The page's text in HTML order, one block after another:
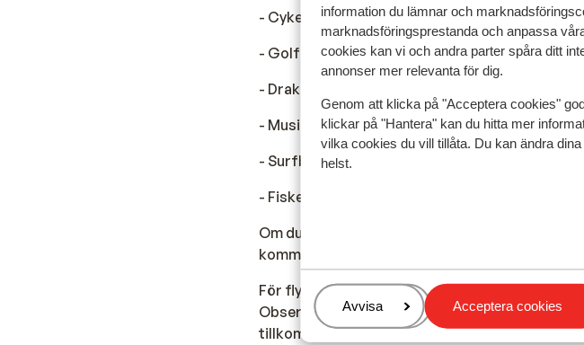
information du lämnar och
marknadsföringsprestanda och anpassa
cookies kan vi och andra parter spåra ditt
annonser mer relevanta för dig.
Genom att klicka på "Acceptera cookies"
klickar på "Hantera" kan du hitta mer
vilka cookies du vill tillåta. Du kan ändra
helst.
Hantera
Avvisa Acceptera cookies
- Cykel
- Golfutrustning
- Drake, vågbräda eller wakeboard
- Musikinstrument
- Surfbräda
- Fiskeutrustning
Om du tar med dig specialbagage är det också
kommer då att registrera ditt specialbagage åt
För flygningar med andra flygbolag än
Observera att ditt specialbagage inte alltid kan
tillkommer extra avgifter för att ta med